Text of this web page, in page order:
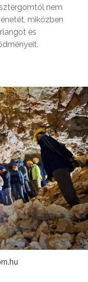
nem
miközben
és